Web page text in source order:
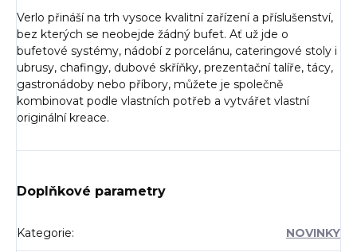
Verlo přináší na trh vysoce kvalitní zařízení a příslušenství,
bez kterých se neobejde žádný bufet. Ať už jde o
bufetové systémy, nádobí z porcelánu, cateringové stoly i
ubrusy, chafingy, dubové skříňky, prezentační talíře, tácy,
gastronádoby nebo příbory, můžete je společně
kombinovat podle vlastních potřeb a vytvářet vlastní
originální kreace.
Doplňkové parametry
Kategorie: NOVINKY